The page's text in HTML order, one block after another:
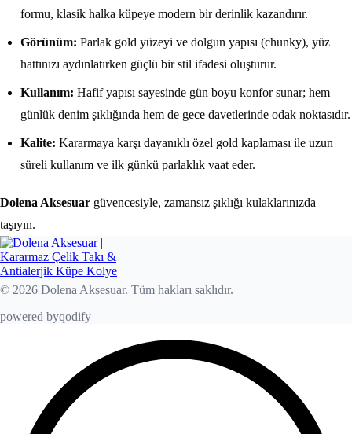
formu, klasik halka küpeye modern bir derinlik kazandırır.
Görünüm: Parlak gold yüzeyi ve dolgun yapısı (chunky), yüz
hattınızı aydınlatırken güçlü bir stil ifadesi oluşturur.
Kullanım: Hafif yapısı sayesinde gün boyu konfor sunar; hem
günlük denim şıklığında hem de gece davetlerinde odak noktasıdır.
Kalite: Kararmaya karşı dayanıklı özel gold kaplaması ile uzun
süreli kullanım ve ilk günkü parlaklık vaat eder.
Dolena Aksesuar güvencesiyle, zamansız şıklığı kulaklarınızda
taşıyın.
© 2026 Dolena Aksesuar. Tüm hakları saklıdır.
powered byqodify